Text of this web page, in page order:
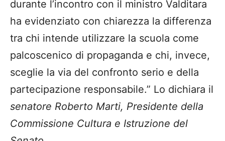
durante l’incontro con il ministro Valditara
ha evidenziato con chiarezza la differenza
tra chi intende utilizzare la scuola come
palcoscenico di propaganda e chi, invece,
sceglie la via del confronto serio e della
partecipazione responsabile.” Lo dichiara il
senatore Roberto Marti, Presidente della
Commissione Cultura e Istruzione del